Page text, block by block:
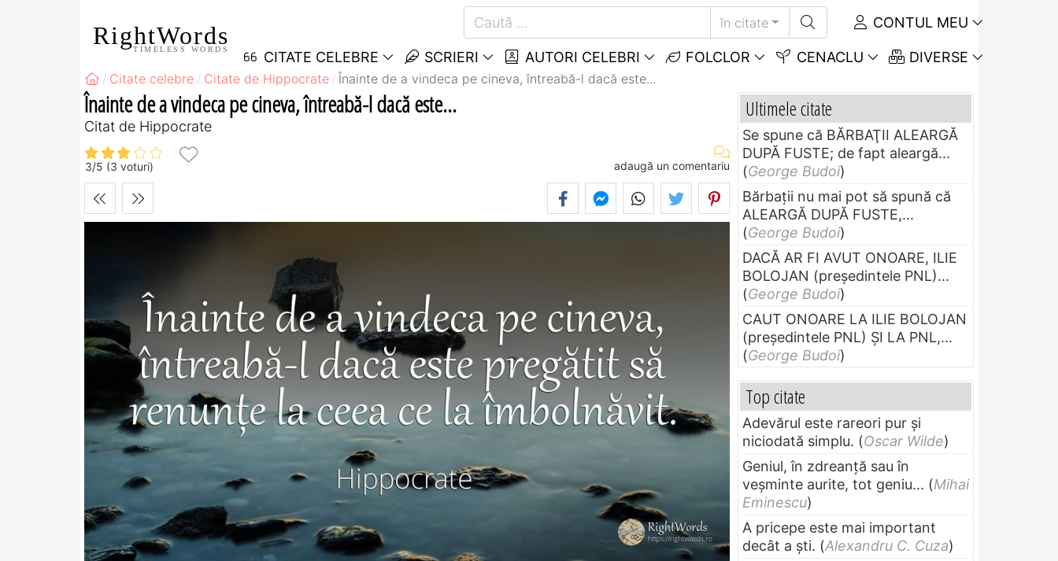
RightWords
TIMELESS WORDS
în citate CONTUL MEU
CITATE CELEBRE SCRIERI AUTORI CELEBRI FOLCLOR CENACLU DIVERSE
Citate celebre Citate de Hippocrate Înainte de a vindeca pe cineva, întreabă-l dacă este...
Înainte de a vindeca pe cineva, întreabă-l dacă este...
Citat de Hippocrate
3/5 (3 voturi) adaugă un comentariu
Ultimele citate
Se spune că BĂRBAŢII ALEARGĂ
DUPĂ FUSTE; de fapt aleargă...
(George Budoi)
Bărbaţii nu mai pot să spună că
ALEARGĂ DUPĂ FUSTE,...
(George Budoi)
DACĂ AR FI AVUT ONOARE, ILIE
BOLOJAN (preşedintele PNL)...
(George Budoi)
CAUT ONOARE LA ILIE BOLOJAN
(preşedintele PNL) ŞI LA PNL,...
(George Budoi)
Top citate
Adevărul este rareori pur și
niciodată simplu. (Oscar Wilde)
Geniul, în zdreanţă sau în
veşminte aurite, tot geniu... (Mihai
Eminescu)
A pricepe este mai important
decât a ști. (Alexandru C. Cuza)